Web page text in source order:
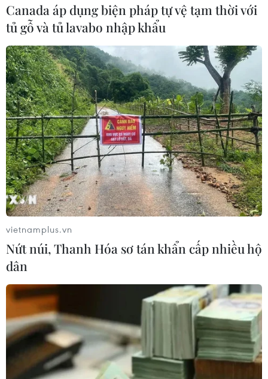
Tân Tổng thống Hàn Quốc khẳng định mở
cửa đối thoại với Triều Tiên
10/05/2022 04:07
Tổng thống Yoon Suk-yeol đã mô tả các chương trình hạt
nhân của Triều Tiên là "mối đe dọa đối với an ninh"
song khẳng định cánh cửa đối thoại vẫn mở với Bình
Nhưỡng.
Canada áp dụng biện pháp tự vệ tạm thời với
tủ gỗ và tủ lavabo nhập khẩu
vietnamplus.vn
Nứt núi, Thanh Hóa sơ tán khẩn cấp nhiều hộ
dân